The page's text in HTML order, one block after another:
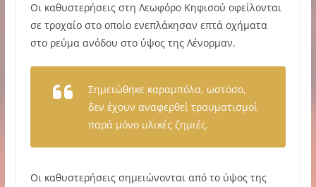
Οι καθυστερήσεις στη Λεωφόρο Κηφισού οφείλονται
σε τροχαίο στο οποίο ενεπλάκησαν επτά οχήματα
στο ρεύμα ανόδου στο ύψος της Λένορμαν.
Σημειώθηκε καραμπόλα, ωστόσο,
δεν έχουν αναφερθεί τραυματισμοί
παρά μόνο υλικές ζημιές.
Οι καθυστερήσεις σημειώνονται από το ύψος της